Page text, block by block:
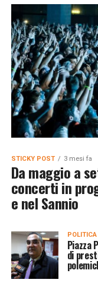
STICKY POST 3 mesi fa
Da maggio a
concerti in
e nel Sannio
POLITICA
Piazza
di